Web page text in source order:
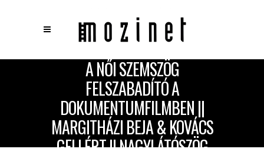
A NŐI SZEMSZÖG
FELSZABADÍTÓ A
DOKUMENTUMFILMBEN ||
MARGITHÁZI BEJA & KOVÁCS
GELLÉRT || NAGYLÁTÓSZÖG